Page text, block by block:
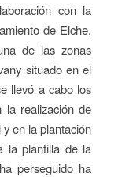
con la
de Elche,
de las zonas
situado en el
llevó a cabo los
realización de
en la plantación
la plantilla de la
perseguido ha